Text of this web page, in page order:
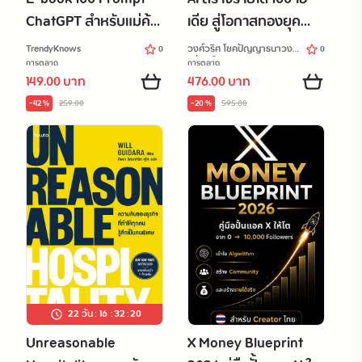
ChatGPT สำหรับแม่ค้า
ออนไลน์ | AI ขายของ
ออนไลน์ TikTok Shop
Facebook Shopee
พร้อมโบนัส 50 Prompt
TrendyKnows 0
การตลาด
149.00 บาท
-42 % 259.00
เดีย สู่โอกาสทองยุค
ดิจิทัล
วงศ์วริศ โชคปัญญาธนาวงศ์
(พี่ศักดิ์ ไอซี
0
การตลาด
476.00 บาท
-20 % 595.00
22 วัน:16:32:18
Unreasonable X Money Blueprint